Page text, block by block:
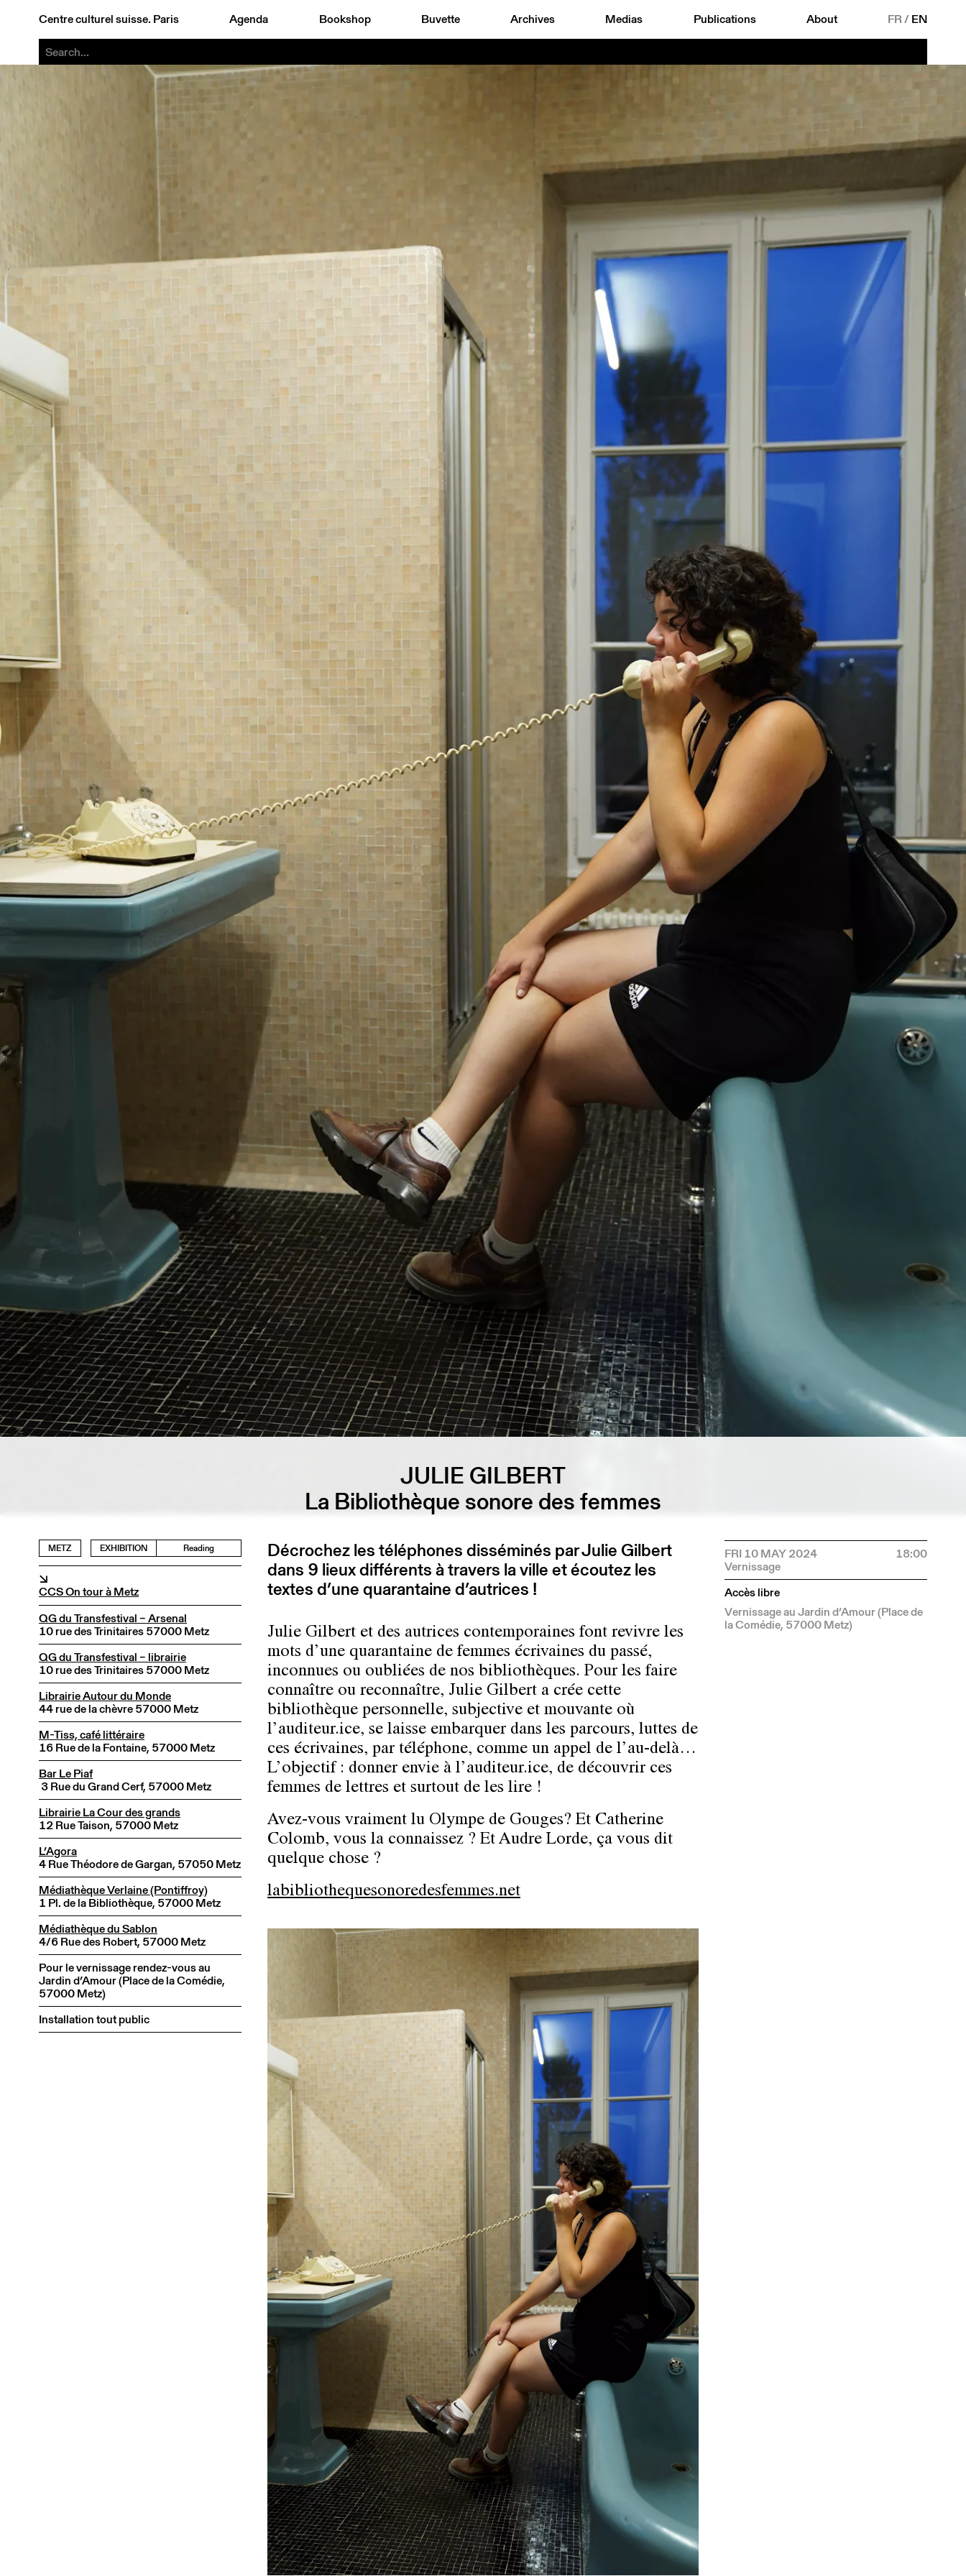
Centre culturel suisse. Paris Agenda Bookshop Buvette Archives Medias Publications About FR/ EN
JULIE GILBERT
La Bibliothèque sonore des femmes
METZ EXHIBITION Reading
↘
CCS On tour à Metz
QG du Transfestival – Arsenal
10 rue des Trinitaires 57000 Metz
QG du Transfestival – librairie
10 rue des Trinitaires 57000 Metz
Librairie Autour du Monde
44 rue de la chèvre 57000 Metz
M-Tiss, café littéraire
16 Rue de la Fontaine, 57000 Metz
Bar Le Piaf
3 Rue du Grand Cerf, 57000 Metz
Librairie La Cour des grands
12 Rue Taison, 57000 Metz
L’Agora
4 Rue Théodore de Gargan, 57050 Metz
Médiathèque Verlaine (Pontiffroy)
1 Pl. de la Bibliothèque, 57000 Metz
Médiathèque du Sablon
4/6 Rue des Robert, 57000 Metz
Pour le vernissage rendez-vous au
Jardin d’Amour (Place de la Comédie,
57000 Metz)
Installation tout public
Décrochez les téléphones disséminés par Julie Gilbert
dans 9 lieux différents à travers la ville et écoutez les
textes d’une quarantaine d’autrices !
Julie Gilbert et des autrices contemporaines font revivre les
mots d’une quarantaine de femmes écrivaines du passé,
inconnues ou oubliées de nos bibliothèques. Pour les faire
connaître ou reconnaître, Julie Gilbert a crée cette
bibliothèque personnelle, subjective et mouvante où
l’auditeur.ice, se laisse embarquer dans les parcours, luttes de
ces écrivaines, par téléphone, comme un appel de l’au-delà…
L’objectif : donner envie à l’auditeur.ice, de découvrir ces
femmes de lettres et surtout de les lire !
Avez-vous vraiment lu Olympe de Gouges? Et Catherine
Colomb, vous la connaissez ? Et Audre Lorde, ça vous dit
quelque chose ?
labibliothequesonoredesfemmes.net
FRI 10 MAY 2024 18:00
Accès libre
Vernissage au Jardin d’Amour (Place de
la Comédie, 57000 Metz)